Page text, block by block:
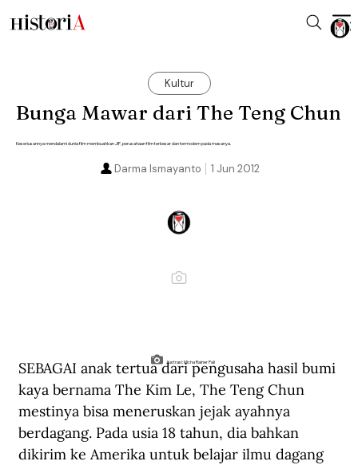
Kultur
Bunga Mawar dari The Teng Chun
Keseriusannya mendalami dunia film membuahkan JIF, perusahaan film terbesar dan termodern pada masanya.
1 Jun 2012
Darma Ismayanto
Ilustrasi: Micha Rainer Pali
SEBAGAI anak tertua dari pengusaha hasil bumi
kaya bernama The Kim Le, The Teng Chun
mestinya bisa meneruskan jejak ayahnya
berdagang. Pada usia 18 tahun, dia bahkan
dikirim ke Amerika untuk belajar ilmu dagang